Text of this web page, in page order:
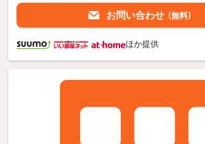
お問い合わせ （無料）
ほか提供